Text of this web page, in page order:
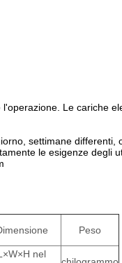
Le cariche
settimane
le esigenze
Peso
nel